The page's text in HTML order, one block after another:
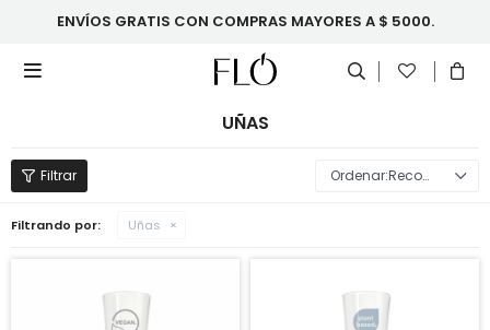
ENVÍOS GRATIS CON COMPRAS MAYORES A $ 5000.

UÑAS
Recomendados
Filtrando por: Uñas